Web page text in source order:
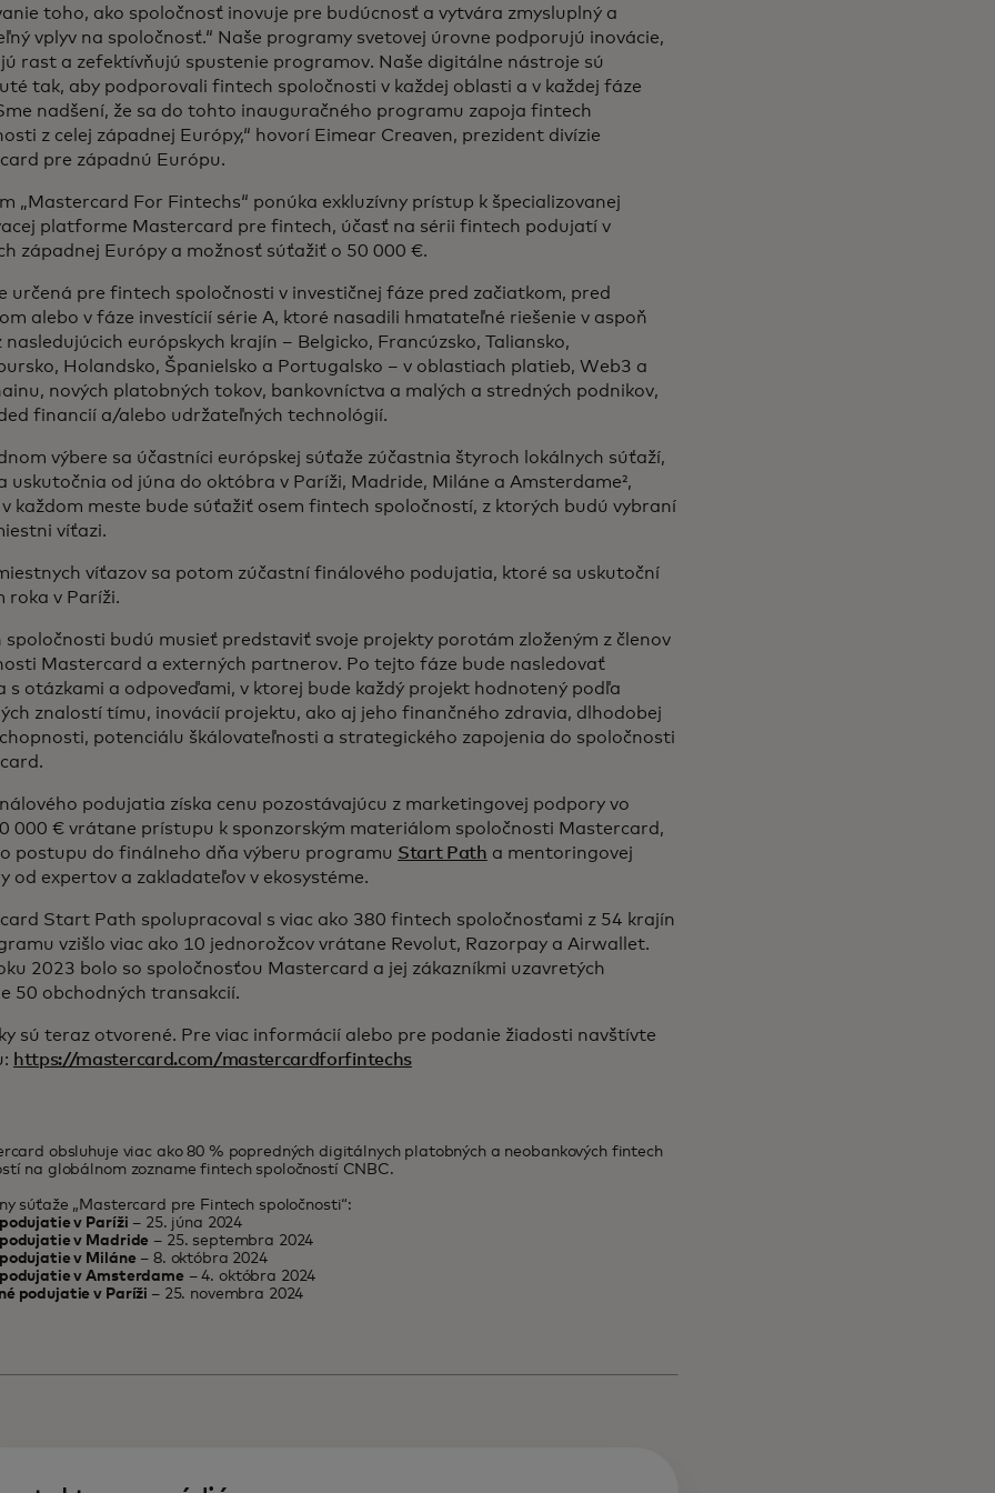
toho, ako spoločnosť inovuje pre budúcnosť a vytvára zmysluplný a
vplyv na spoločnosť.“ Naše programy svetovej úrovne podporujú inovácie,
rast a zefektívňujú spustenie programov. Naše digitálne nástroje sú
tak, aby podporovali fintech spoločnosti v každej oblasti a v každej fáze
nadšení, že sa do tohto inauguračného programu zapoja fintech
z celej západnej Európy,“ hovorí Eimear Creaven, prezident divízie
pre západnú Európu.
„Mastercard For Fintechs“ ponúka exkluzívny prístup k špecializovanej
platforme Mastercard pre fintech, účasť na sérii fintech podujatí v
západnej Európy a možnosť súťažiť o 50 000 €.
určená pre fintech spoločnosti v investičnej fáze pred začiatkom, pred
alebo v fáze investícií série A, ktoré nasadili hmatateľné riešenie v aspoň
nasledujúcich európskych krajín – Belgicko, Francúzsko, Taliansko,
Holandsko, Španielsko a Portugalsko – v oblastiach platieb, Web3 a
nových platobných tokov, bankovníctva a malých a stredných podnikov,
financií a/alebo udržateľných technológií.
výbere sa účastníci európskej súťaže zúčastnia štyroch lokálnych súťaží,
uskutočnia od júna do októbra v Paríži, Madride, Miláne a Amsterdame²,
každom meste bude súťažiť osem fintech spoločností, z ktorých budú vybraní
víťazi.
víťazov sa potom zúčastní finálového podujatia, ktoré sa uskutoční
roka v Paríži.
spoločnosti budú musieť predstaviť svoje projekty porotám zloženým z členov
Mastercard a externých partnerov. Po tejto fáze bude nasledovať
s otázkami a odpoveďami, v ktorej bude každý projekt hodnotený podľa
znalostí tímu, inovácií projektu, ako aj jeho finančného zdravia, dlhodobej
potenciálu škálovateľnosti a strategického zapojenia do spoločnosti
podujatia získa cenu pozostávajúcu z marketingovej podpory vo
000 € vrátane prístupu k sponzorským materiálom spoločnosti Mastercard,
postupu do finálneho dňa výberu programu Start Path a mentoringovej
od expertov a zakladateľov v ekosystéme.
Start Path spolupracoval s viac ako 380 fintech spoločnosťami z 54 krajín
vzišlo viac ako 10 jednorožcov vrátane Revolut, Razorpay a Airwallet.
2023 bolo so spoločnosťou Mastercard a jej zákazníkmi uzavretých
50 obchodných transakcií.
sú teraz otvorené. Pre viac informácií alebo pre podanie žiadosti navštívte
https://mastercard.com/mastercardforfintechs
obsluhuje viac ako 80 % popredných digitálnych platobných a neobankových fintech
na globálnom zozname fintech spoločností CNBC.
súťaže „Mastercard pre Fintech spoločnosti“:
v Paríži – 25. júna 2024
v Madride – 25. septembra 2024
v Miláne– 8. októbra 2024
v Amsterdame– 4. októbra 2024
podujatie v Paríži – 25. novembra 2024